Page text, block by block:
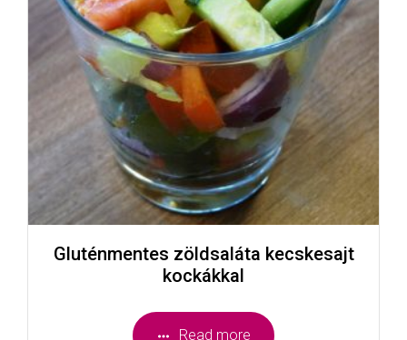
Gluténmentes zöldsaláta kecskesajt
kockákkal
Read more